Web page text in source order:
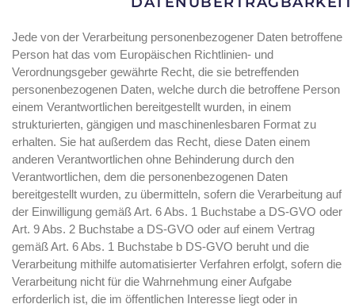
Jede von der Verarbeitung personenbezogener Daten betroffene
Person hat das vom Europäischen Richtlinien- und
Verordnungsgeber gewährte Recht, die sie betreffenden
personenbezogenen Daten, welche durch die betroffene Person
einem Verantwortlichen bereitgestellt wurden, in einem
strukturierten, gängigen und maschinenlesbaren Format zu
erhalten. Sie hat außerdem das Recht, diese Daten einem
anderen Verantwortlichen ohne Behinderung durch den
Verantwortlichen, dem die personenbezogenen Daten
bereitgestellt wurden, zu übermitteln, sofern die Verarbeitung auf
der Einwilligung gemäß Art. 6 Abs. 1 Buchstabe a DS-GVO oder
Art. 9 Abs. 2 Buchstabe a DS-GVO oder auf einem Vertrag
gemäß Art. 6 Abs. 1 Buchstabe b DS-GVO beruht und die
Verarbeitung mithilfe automatisierter Verfahren erfolgt, sofern die
Verarbeitung nicht für die Wahrnehmung einer Aufgabe
erforderlich ist, die im öffentlichen Interesse liegt oder in